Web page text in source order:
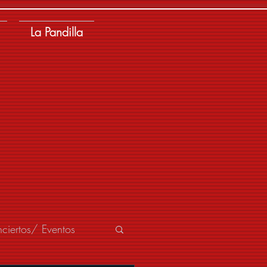
La Pandilla
Eventos